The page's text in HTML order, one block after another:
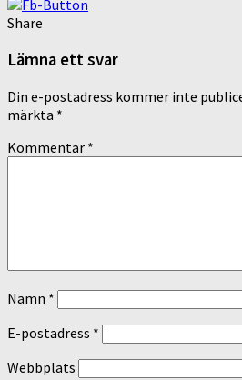
Share
Lämna ett svar
Din e-postadress kommer inte
märkta *
Kommentar *
Namn *
E-postadress *
Webbplats